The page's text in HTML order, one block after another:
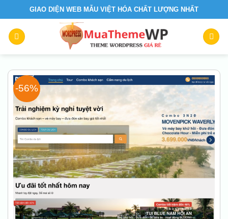
to
content
GIAO DIỆN WEB MẪU VIỆT HÓA CHẤT LƯỢNG NHẤT
-56%